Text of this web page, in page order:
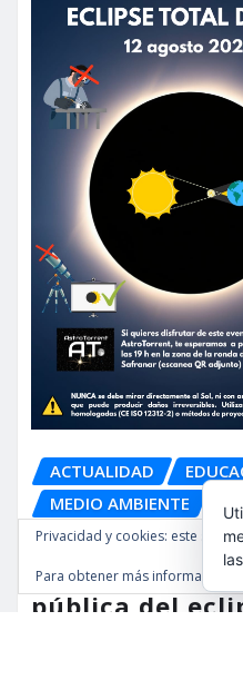
ACTUALIDAD
MEDIO AMBIENTE
AstroTorrent
una
pública del
Privacidad y cookies: este sitio
Para obtener más información,